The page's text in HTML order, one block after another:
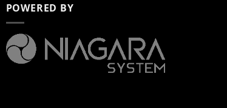
POWERED BY